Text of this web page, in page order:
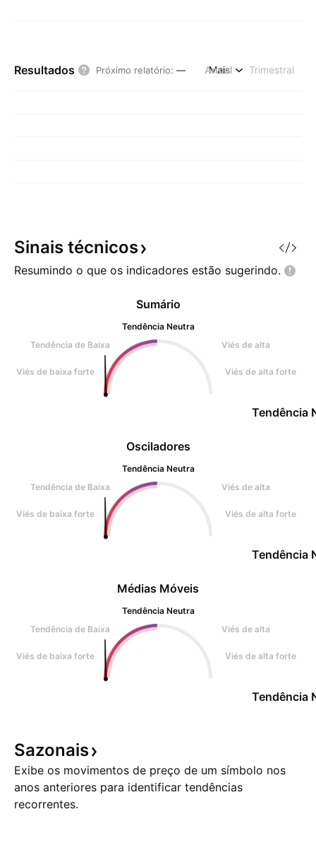
Resultados Próximo relatório: — Anual Trimestral
Mais
Sinais técnicos
Resumindo o que os indicadores estão sugerindo.
Osciladores
Tendência Neutra
Tendência de Baixa
Viés de alta
Viés de baixa forte Viés de alta forte
Tendência
Sumário
Tendência Neutra
Tendência de Baixa
Viés de alta
Viés de baixa forte Viés de alta forte
Tendência
Médias Móveis
Tendência Neutra
Tendência de Baixa
Viés de alta
Viés de baixa forte Viés de alta forte
Tendência
Sazonais
Exibe os movimentos de preço de um símbolo nos
anos anteriores para identificar tendências
recorrentes.